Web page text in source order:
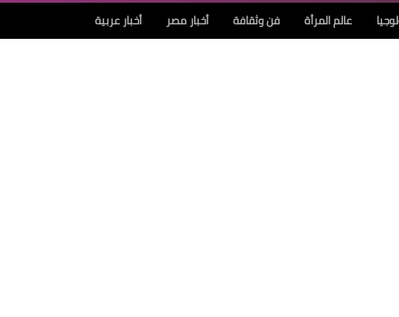
عالم المرأة فن وثقافة أخبار مصر أخبار عربية